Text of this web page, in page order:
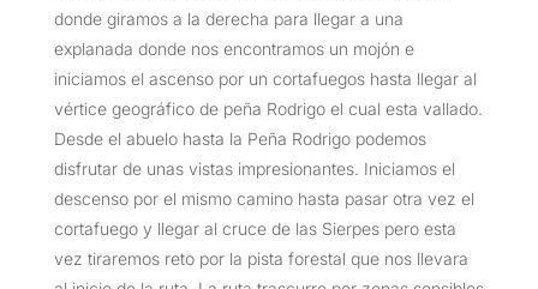
donde giramos a la derecha para llegar a una
explanada donde nos encontramos un mojón e
iniciamos el ascenso por un cortafuegos hasta llegar al
vértice geográfico de peña Rodrigo el cual esta vallado.
Desde el abuelo hasta la Peña Rodrigo podemos
disfrutar de unas vistas impresionantes. Iniciamos el
descenso por el mismo camino hasta pasar otra vez el
cortafuego y llegar al cruce de las Sierpes pero esta
vez tiraremos reto por la pista forestal que nos llevara